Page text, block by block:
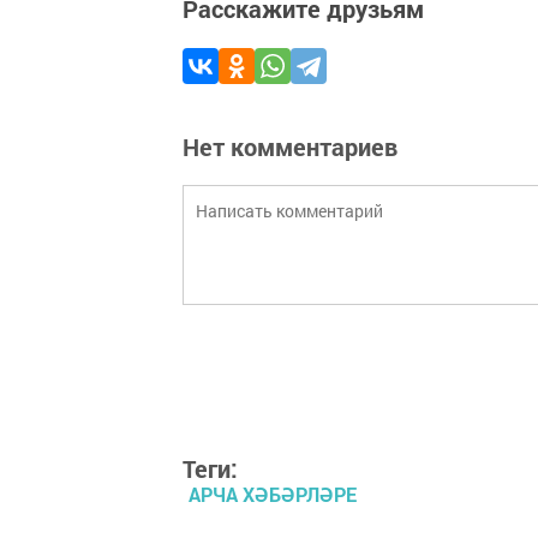
Расскажите друзьям
Нет комментариев
Теги:
АРЧА ХӘБӘРЛӘРЕ